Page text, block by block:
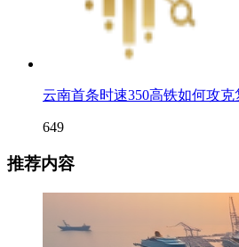
云南首条时速350高铁如何攻
649
推荐内容